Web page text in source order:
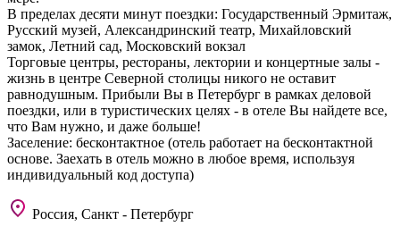
В пределах десяти минут поездки: Государственный Эрмитаж,
Русский музей, Александринский театр, Михайловский
замок, Летний сад, Московский вокзал
Торговые центры, рестораны, лектории и концертные залы -
жизнь в центре Северной столицы никого не оставит
равнодушным. Прибыли Вы в Петербург в рамках деловой
поездки, или в туристических целях - в отеле Вы найдете все,
что Вам нужно, и даже больше!
Заселение: бесконтактное (отель работает на бесконтактной
основе. Заехать в отель можно в любое время, используя
индивидуальный код доступа)
Россия, Санкт - Петербург